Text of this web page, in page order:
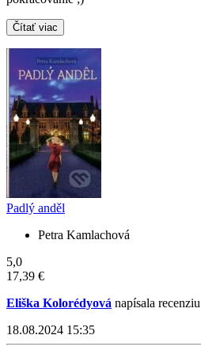
Čítať viac
Padlý anděl
Petra Kamlachová
5,0
17,39 €
Eliška Kolorédyová napísala recenziu
18.08.2024 15:35